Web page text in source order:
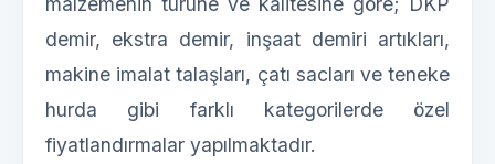
demir, ekstra demir, inşaat demiri artıkları,
makine imalat talaşları, çatı sacları ve teneke
hurda gibi farklı kategorilerde özel
fiyatlandırmalar yapılmaktadır.